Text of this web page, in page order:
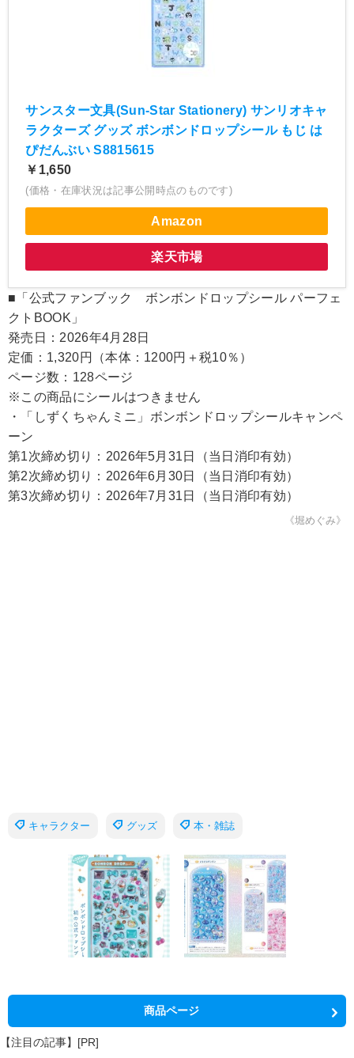
サンスター文具(Sun-Star Stationery) サンリオキャ
ラクターズ グッズ ボンボンドロップシール もじ は
ぴだんぶい S8815615
￥1,650
(価格・在庫状況は記事公開時点のものです)
Amazon
楽天市場
■「公式ファンブック ボンボンドロップシール パーフェ
クトBOOK」
発売日：2026年4月28日
定価：1,320円（本体：1200円＋税10％）
ページ数：128ページ
※この商品にシールはつきません
・「しずくちゃんミニ」ボンボンドロップシールキャンペ
ーン
第1次締め切り：2026年5月31日（当日消印有効）
第2次締め切り：2026年6月30日（当日消印有効）
第3次締め切り：2026年7月31日（当日消印有効）
《堀めぐみ》
キャラクター グッズ 本・雑誌
商品ページ
【注目の記事】[PR]